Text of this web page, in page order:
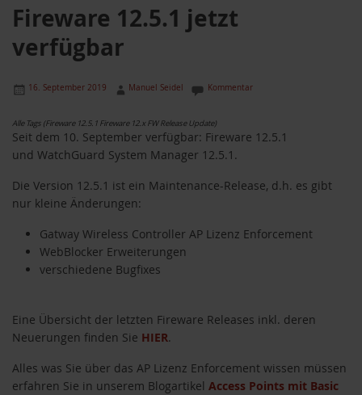
Fireware 12.5.1 jetzt
verfügbar
16. September 2019 Manuel Seidel Kommentar
Alle Tags (Fireware 12.5.1 Fireware 12.x FW Release Update)
Seit dem 10. September verfügbar: Fireware 12.5.1
und WatchGuard System Manager 12.5.1.
Die Version 12.5.1 ist ein Maintenance-Release, d.h. es gibt
nur kleine Änderungen:
Gatway Wireless Controller AP Lizenz Enforcement
WebBlocker Erweiterungen
verschiedene Bugfixes
Eine Übersicht der letzten Fireware Releases inkl. deren
Neuerungen finden Sie HIER.
Alles was Sie über das AP Lizenz Enforcement wissen müssen
erfahren Sie in unserem Blogartikel Access Points mit Basic